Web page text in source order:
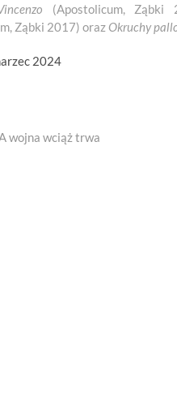
(Apostolicum, Ząbki
Ząbki 2017) oraz Okruchy
2024
wojna wciąż trwa